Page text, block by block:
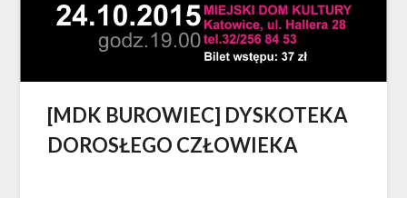
[MDK BUROWIEC] DYSKOTEKA
DOROSŁEGO CZŁOWIEKA